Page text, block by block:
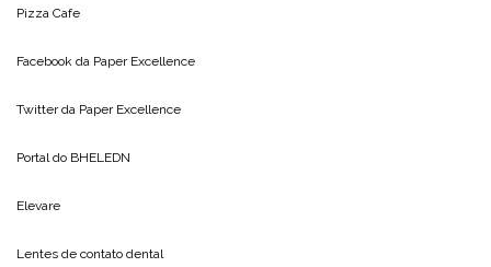
Pizza Cafe
Facebook da Paper Excellence
Twitter da Paper Excellence
Portal do BHELEDN
Elevare
Lentes de contato dental